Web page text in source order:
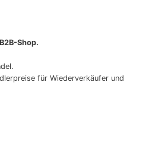
Shop.
für Wiederverkäufer und